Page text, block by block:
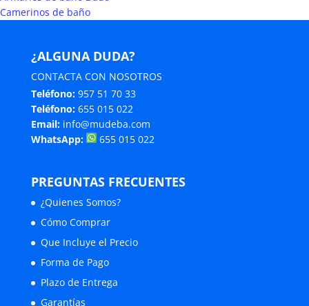
Camerinos de baño
¿ALGUNA DUDA?
CONTACTA CON NOSOTROS
Teléfono: 957 51 70 33
Teléfono: 655 015 022
Email: info@mudeba.com
WhatsApp:
655 015 022
PREGUNTAS FRECUENTES
¿Quienes Somos?
Cómo Comprar
Que Incluye el Precio
Forma de Pago
Plazo de Entrega
Garantías